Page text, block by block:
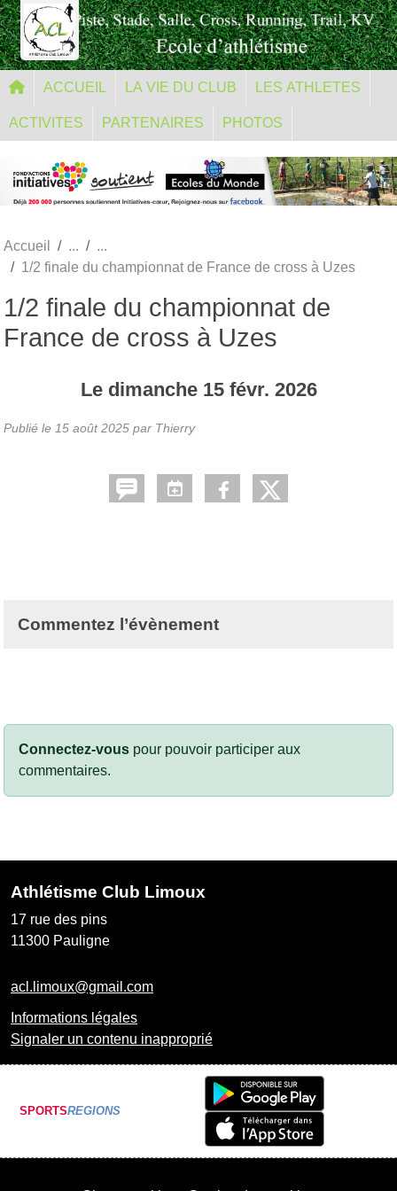
ACCUEIL LA VIE DU CLUB LES ATHLETES
ACTIVITES PARTENAIRES PHOTOS
Accueil
1/2 finale du championnat de France de cross à Uzes
1/2 finale du championnat de
France de cross à Uzes
Le dimanche 15 févr. 2026
Publié le 15 août 2025 par Thierry
Commentez l’évènement
Connectez-vous pour pouvoir participer aux
commentaires.
Athlétisme Club Limoux
17 rue des pins
11300 Pauligne
acl.limoux@gmail.com
Informations légales
Signaler un contenu inapproprié
SPORTSREGIONS
Panneau de gestion des cookies